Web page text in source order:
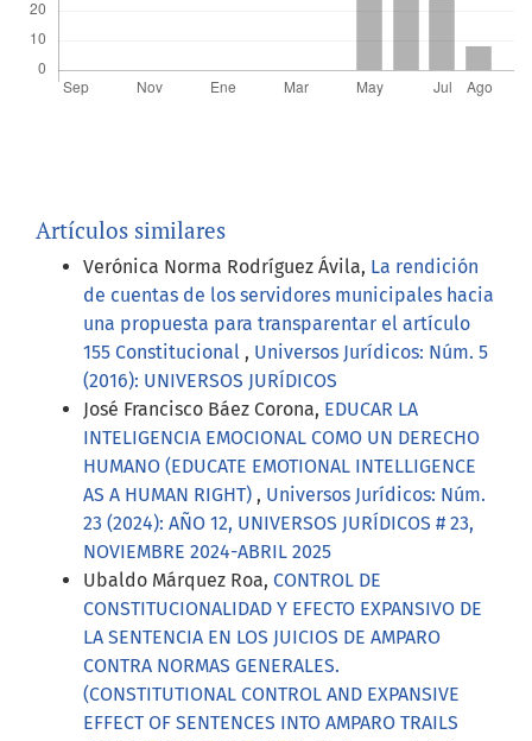
Artículos similares
Verónica Norma Rodríguez Ávila, La rendición
de cuentas de los servidores municipales hacia
una propuesta para transparentar el artículo
155 Constitucional , Universos Jurídicos: Núm. 5
(2016): UNIVERSOS JURÍDICOS
José Francisco Báez Corona, EDUCAR LA
INTELIGENCIA EMOCIONAL COMO UN DERECHO
HUMANO (EDUCATE EMOTIONAL INTELLIGENCE
AS A HUMAN RIGHT) , Universos Jurídicos: Núm.
23 (2024): AÑO 12, UNIVERSOS JURÍDICOS # 23,
NOVIEMBRE 2024-ABRIL 2025
Ubaldo Márquez Roa, CONTROL DE
CONSTITUCIONALIDAD Y EFECTO EXPANSIVO DE
LA SENTENCIA EN LOS JUICIOS DE AMPARO
CONTRA NORMAS GENERALES.
(CONSTITUTIONAL CONTROL AND EXPANSIVE
EFFECT OF SENTENCES INTO AMPARO TRAILS